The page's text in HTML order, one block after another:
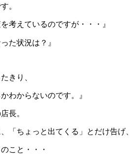
。
考えているのですが・・・』
た状況は？』
きり、
わからないのです。』
長。
「ちょっと出てくる」とだけ告げ、
こと・・・